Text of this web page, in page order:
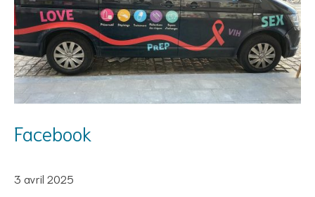
Facebook
3 avril 2025